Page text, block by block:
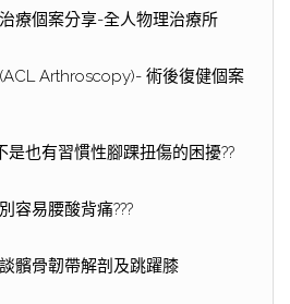
療個案分享-全人物理治療所
Arthroscopy)- 術後復健個案
也有習慣性腳踝扭傷的困擾??
容易腰酸背痛???
髕骨韌帶解剖及跳躍膝